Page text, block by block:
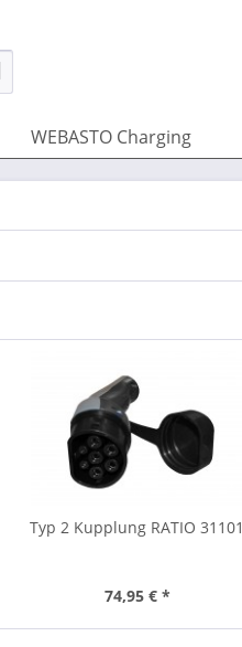
WEBASTO Charging
Typ 2 Kupplung RATIO 31101
74,95 € *